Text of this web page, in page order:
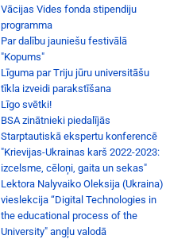
Vācijas Vides fonda stipendiju
programma
Par dalību jauniešu festivālā
"Kopums"
Līguma par Triju jūru universitāšu
tīkla izveidi parakstīšana
Līgo svētki!
BSA zinātnieki piedalījās
Starptautiskā ekspertu konferencē
"Krievijas-Ukrainas karš 2022-2023:
izcelsme, cēloņi, gaita un sekas"
Lektora Nalyvaiko Oleksija (Ukraina)
vieslekcija “Digital Technologies in
the educational process of the
University" angļu valodā